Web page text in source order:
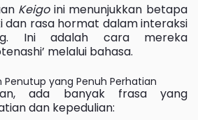
Keigoini menunjukkan betapa
dan rasa hormat dalam interaksi
Ini adalah cara mereka
melalui bahasa.
Penutup yang Penuh Perhatian
ada banyak frasa yang
dan kepedulian: